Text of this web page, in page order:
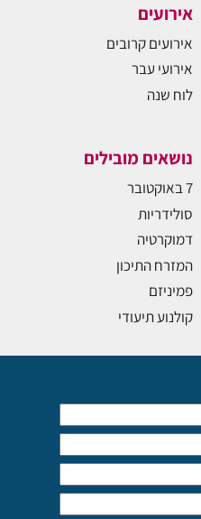
אירועים
אירועים קרובים
אירועי עבר
לוח שנה
נושאים מובילים
7 באוקטובר
סולידריות
דמוקרטיה
המזרח התיכון
פמיניזם
קולנוע תיעודי